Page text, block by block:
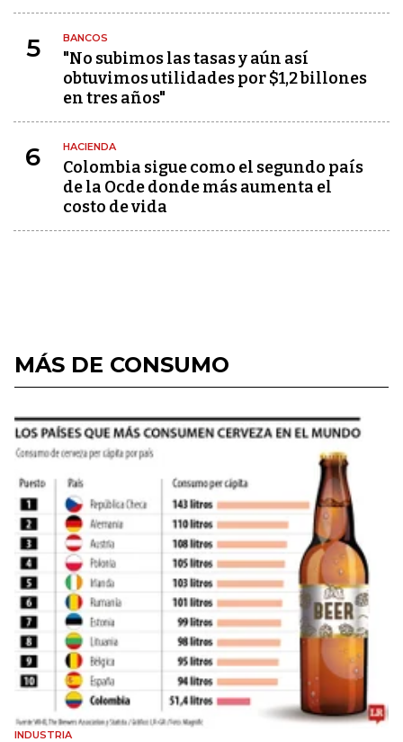
5 BANCOS
"No subimos las tasas y aún así
obtuvimos utilidades por $1,2 billones
en tres años"
6 HACIENDA
Colombia sigue como el segundo país
de la Ocde donde más aumenta el
costo de vida
MÁS DE CONSUMO
INDUSTRIA